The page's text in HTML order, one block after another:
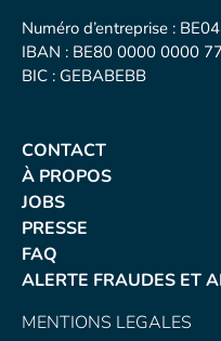
Numéro d’entreprise :
IBAN : BE80 0000 0000
BIC : GEBABEBB
CONTACT
À PROPOS
JOBS
PRESSE
FAQ
ALERTE FRAUDES ET
MENTIONS LEGALES